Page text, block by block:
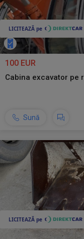
100 EUR
Cabina excavator pe
Sună